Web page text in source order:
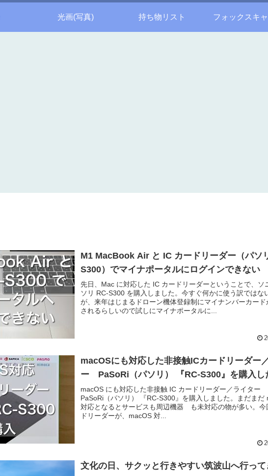
光画(写真) 持ち物リスト フォックスキ
M1 MacBook Air と IC カードリーダー（パソ
S300）でマイナポータルにログインできない
先日、Mac に対応した IC カードリーダーということで、ソ
ソリ RC-S300 を購入しました。今すぐ何かに使う訳ではな
が、来年はじまるドローン機体登録制にマイナンバーカード
されるらしいので試しにマイナポータルに...
macOSにも対応した非接触ICカードリーダー
ー PaSoRi（パソリ） 『RC-S300』を購入し
macOS にも対応した非接触 IC カードリーダー／ライター
PaSoRi（パソリ） 『RC-S300』を購入しました。まだまだ
対応となるとサービスも周辺機器 も未対応の物が多い。今
ドリーダーが、macOS 対...
文化の日、サクッと行きやすい筑波山へ行って